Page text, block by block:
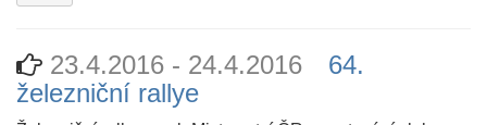
23.4.2016 - 24.4.2016
64.
železniční rallye